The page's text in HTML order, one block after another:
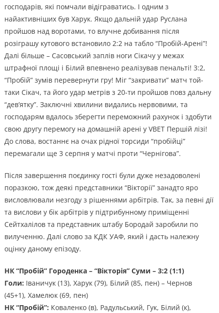
господарів, які помчали відіграватись. І одним з
найактивніших був Харук. Якщо дальній удар Руслана
пройшов над воротами, то влучне добивання після
розіграшу кутового встановило 2:2 на табло “Пробій-Арені”!
Далі більше – Сасовський заплів ноги Сікачу у межах
штрафної площі і Білий впевнено реалізував пенальті! 3:2,
“Пробій” зумів перевернути гру! Міг “закривати” матч той-
таки Сікач, та його удар метрів з 20-ти пройшов повз дальну
“дев’ятку”. Заключні хвилини видались нервовими, та
господарям вдалось зберегти переможний рахунок і здобути
свою другу перемогу на домашній арені у VBET Першій лізі!
До слова, востаннє на очах рідної торсиди “пробійці”
перемагали ще 3 серпня у матчі проти “Чернігова”.
Після завершення поєдинку гості були дуже незадоволені
поразкою, тож деякі представники “Вікторії” занадто яро
висловлювали незгоду з рішеннями арбітрів. Так, за певні дії
та вислови у бік арбітрів у підтрибунному приміщенні
Сейтхалілов та представник штабу Бородай заробили по
вилученню. Далі слово за КДК УАФ, який і дасть належну
оцінку даному епізоду.
НК “Пробій” Городенка – “Вікторія” Суми – 3:2 (1:1)
Голи: Іваничук (13), Харук (79), Білий (85, пен) – Чернов
(45+1), Хамелюк (69, пен)
НК “Пробій”: Коваленко (в), Радульський, Гук, Білий (к),